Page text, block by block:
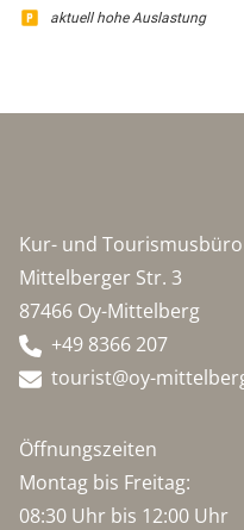
aktuell hohe Auslastung
Kur- und Tourismusbüro
Mittelberger Str. 3
87466 Oy-Mittelberg
+49 8366 207
tourist@oy-
Öffnungszeiten
Montag bis Freitag:
08:30 Uhr bis 12:00 Uhr